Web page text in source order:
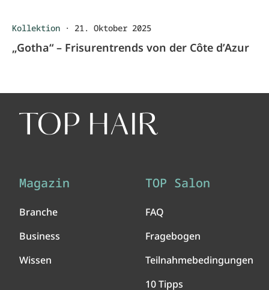
Kollektion · 21. Oktober 2025
„Gotha“ – Frisurentrends von der Côte d’Azur
Magazin
Branche
Business
Wissen
TOP Salon
FAQ
Fragebogen
Teilnahmebedingungen
10 Tipps